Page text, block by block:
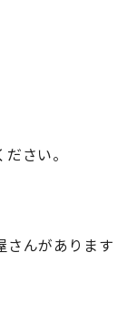
さい。
さんがあります